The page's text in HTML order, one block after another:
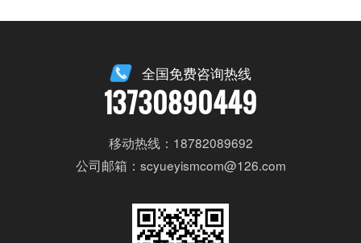
全国免费咨询热线
13730890449
移动热线：18782089692
公司邮箱：scyueyismcom@126.com